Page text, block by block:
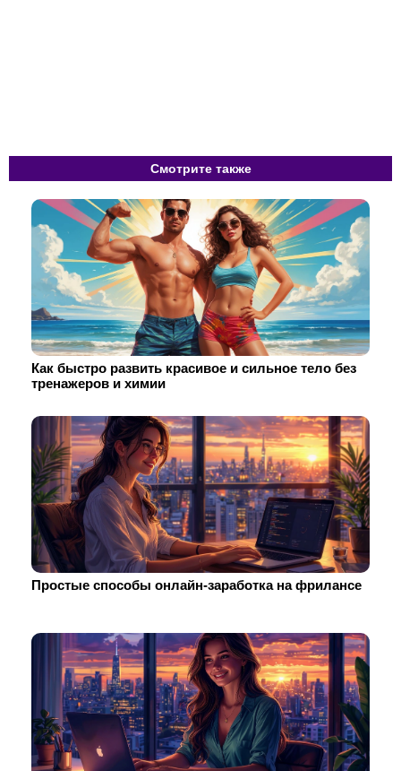
Смотрите также
Как быстро развить красивое и сильное тело без
тренажеров и химии
Простые способы онлайн-заработка на фрилансе